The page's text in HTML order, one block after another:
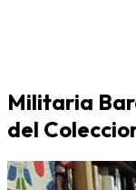
Militaria
del